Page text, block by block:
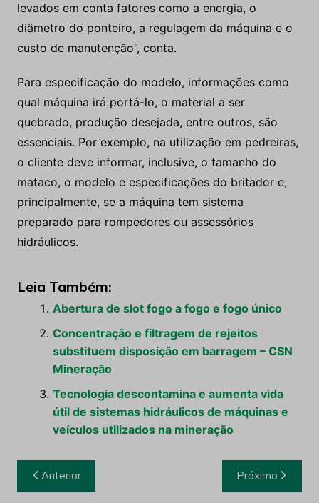
levados em conta fatores como a energia, o
diâmetro do ponteiro, a regulagem da máquina e o
custo de manutenção”, conta.
Para especificação do modelo, informações como
qual máquina irá portá-lo, o material a ser
quebrado, produção desejada, entre outros, são
essenciais. Por exemplo, na utilização em pedreiras,
o cliente deve informar, inclusive, o tamanho do
mataco, o modelo e especificações do britador e,
principalmente, se a máquina tem sistema
preparado para rompedores ou assessórios
hidráulicos.
Leia Também:
Abertura de slot fogo a fogo e fogo único
Concentração e filtragem de rejeitos
substituem disposição em barragem – CSN
Mineração
Tecnologia descontamina e aumenta vida
útil de sistemas hidráulicos de máquinas e
veículos utilizados na mineração
Navegação
de
Anterior Próximo